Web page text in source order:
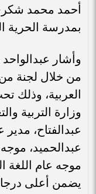
أحمد محمد
بمدرسة الحرية
وأشار
من خلال لجنة من
العربية، وذلك
وزارة التربية
عبدالفتاح، مدير
عبدالحميد،
موجه عام اللغة
يضمن أعلى